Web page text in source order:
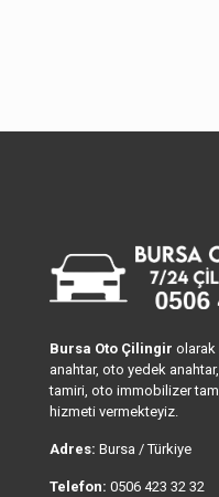
Bursa Oto Çilingir olarak
anahtar, oto yedek
tamiri, oto immobilizer
hizmeti vermekteyiz.
Adres: Bursa / Türkiye
Telefon: 0506 423 32 32